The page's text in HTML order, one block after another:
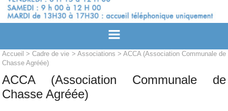
Accueil >Cadre de vie > Associations > ACCA (Association Communale de
Chasse Agréée)
ACCA (Association Communale de
Chasse Agréée)